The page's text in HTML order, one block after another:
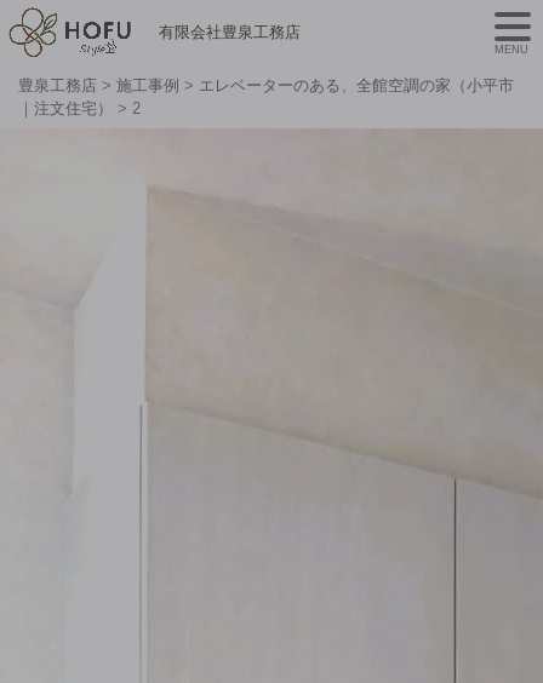
有限会社豊泉工務店
豊泉工務店 > 施工事例 > エレベーターのある、全館空調の家（小平市
｜注文住宅）
> 2
MENU